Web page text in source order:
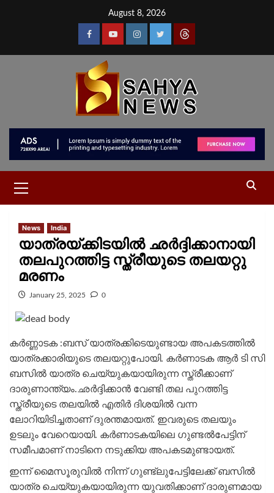
August 8, 2026
News India
യാത്രയ്ക്കിടയിൽ ഛർദ്ദിക്കാനായി
തലപുറത്തിട്ട സ്ത്രീയുടെ തലയറ്റു
മരണം
January 25, 2025 0
കർണ്ണാടക :ബസ് യാത്രക്കിടെയുണ്ടായ അപകടത്തിൽ
യാത്രക്കാരിയുടെ തലയറ്റുപോയി. കർണാടക ആർ ടി സി
ബസിൽ യാത്ര ചെയ്യുകയായിരുന്ന സ്ത്രീക്കാണ്
ദാരുണാന്ത്യം.ഛർദ്ദിക്കാൻ വേണ്ടി തല പുറത്തിട്ട
സ്ത്രീയുടെ തലയിൽ എതിർ ദിശയിൽ വന്ന
ലോറിയിടിച്ചതാണ് ദുരന്തമായത്. ഇവരുടെ തലയും
ഉടലും വേറെയായി. കർണാടകയിലെ ഗുണ്ടൽപേട്ടിന്
സമീപമാണ് നാടിനെ നടുക്കിയ അപകടമുണ്ടായത്.
ഇന്ന് മൈസൂരുവിൽ നിന്ന് ഗുണ്ട്‌ലുപേട്ടിലേക്ക് ബസിൽ
യാത്ര ചെയ്യുകയായിരുന്ന യുവതിക്കാണ് ദാരുണമായ